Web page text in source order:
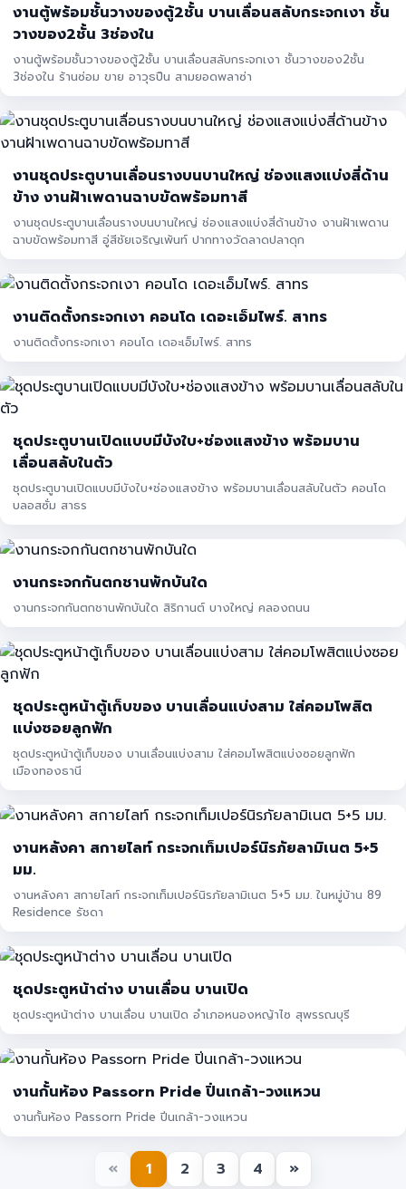
งานตู้พร้อมชั้นวางของตู้2ชั้น บานเลื่อนสลับกระจกเงา ชั้น
วางของ2ชั้น 3ช่องใน
งานตู้พร้อมชั้นวางของตู้2ชั้น บานเลื่อนสลับกระจกเงา ชั้นวางของ2ชั้น
3ช่องใน ร้านซ่อม ขาย อาวุธปืน สามยอดพลาซ่า
งานชุดประตูบานเลื่อนรางบนบานใหญ่ ช่องแสงแบ่งสี่ด้าน
ข้าง งานฝ้าเพดานฉาบขัดพร้อมทาสี
งานชุดประตูบานเลื่อนรางบนบานใหญ่ ช่องแสงแบ่งสี่ด้านข้าง งานฝ้าเพดาน
ฉาบขัดพร้อมทาสี อู่สีชัยเจริญเพ้นท์ ปากทางวัดลาดปลาดุก
งานติดตั้งกระจกเงา คอนโด เดอะเอ็มไพร์. สาทร
งานติดตั้งกระจกเงา คอนโด เดอะเอ็มไพร์. สาทร
ชุดประตูบานเปิดแบบมีบังใบ+ช่องแสงข้าง พร้อมบาน
เลื่อนสลับในตัว
ชุดประตูบานเปิดแบบมีบังใบ+ช่องแสงข้าง พร้อมบานเลื่อนสลับในตัว คอนโด
บลอสซั่ม สาธร
งานกระจกกันตกชานพักบันใด
งานกระจกกันตกชานพักบันใด สิริกานต์ บางใหญ่ คลองถนน
ชุดประตูหน้าตู้เก็บของ บานเลื่อนแบ่งสาม ใส่คอมโพสิต
แบ่งซอยลูกฟัก
ชุดประตูหน้าตู้เก็บของ บานเลื่อนแบ่งสาม ใส่คอมโพสิตแบ่งซอยลูกฟัก
เมืองทองธานี
งานหลังคา สกายไลท์ กระจกเท็มเปอร์นิรภัยลามิเนต 5+5
มม.
งานหลังคา สกายไลท์ กระจกเท็มเปอร์นิรภัยลามิเนต 5+5 มม. ในหมู่บ้าน 89
Residence รัชดา
ชุดประตูหน้าต่าง บานเลื่อน บานเปิด
ชุดประตูหน้าต่าง บานเลื่อน บานเปิด อำเภอหนองหญ้าไซ สุพรรณบุรี
งานกั้นห้อง Passorn Pride ปิ่นเกล้า-วงแหวน
งานกั้นห้อง Passorn Pride ปิ่นเกล้า-วงแหวน
« 1 2 3 4 »